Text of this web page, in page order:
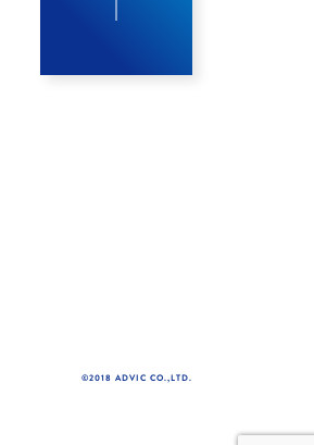
©2018 ADVIC CO.,LTD.